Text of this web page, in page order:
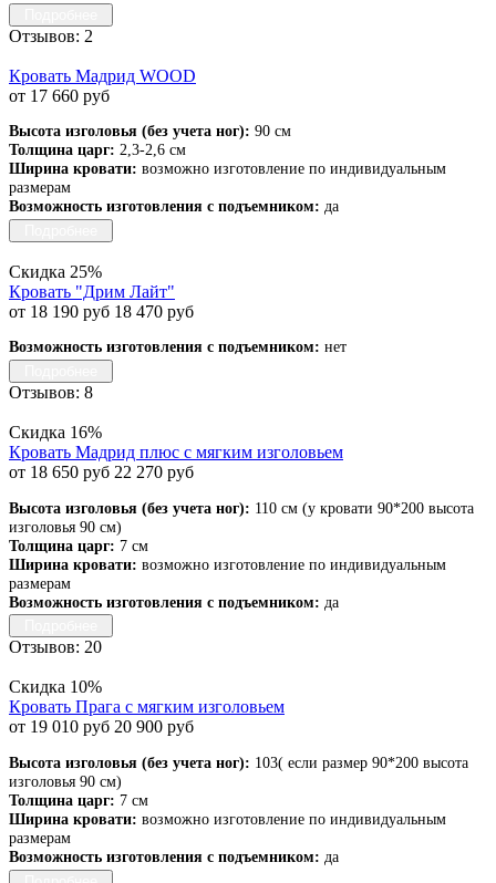
Отзывов: 2
Кровать Мадрид WOOD
от 17 660 руб
Высота изголовья (без учета ног): 90 см
Толщина царг: 2,3-2,6 см
Ширина кровати: возможно изготовление по индивидуальным
размерам
Возможность изготовления с подъемником: да
Скидка 25%
Кровать "Дрим Лайт"
от 18 190 руб 18 470 руб
Возможность изготовления с подъемником: нет
Отзывов: 8
Скидка 16%
Кровать Мадрид плюс с мягким изголовьем
от 18 650 руб 22 270 руб
Высота изголовья (без учета ног): 110 см (у кровати 90*200 высота
изголовья 90 см)
Толщина царг: 7 см
Ширина кровати: возможно изготовление по индивидуальным
размерам
Возможность изготовления с подъемником: да
Отзывов: 20
Скидка 10%
Кровать Прага с мягким изголовьем
от 19 010 руб 20 900 руб
Высота изголовья (без учета ног): 103( если размер 90*200 высота
изголовья 90 см)
Толщина царг: 7 см
Ширина кровати: возможно изготовление по индивидуальным
размерам
Возможность изготовления с подъемником: да